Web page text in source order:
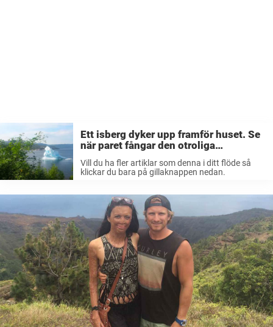
Ett isberg dyker upp framför huset. Se
när paret fångar den otroliga
Vill du ha fler artiklar som denna i ditt flöde så
klickar du bara på gillaknappen nedan.